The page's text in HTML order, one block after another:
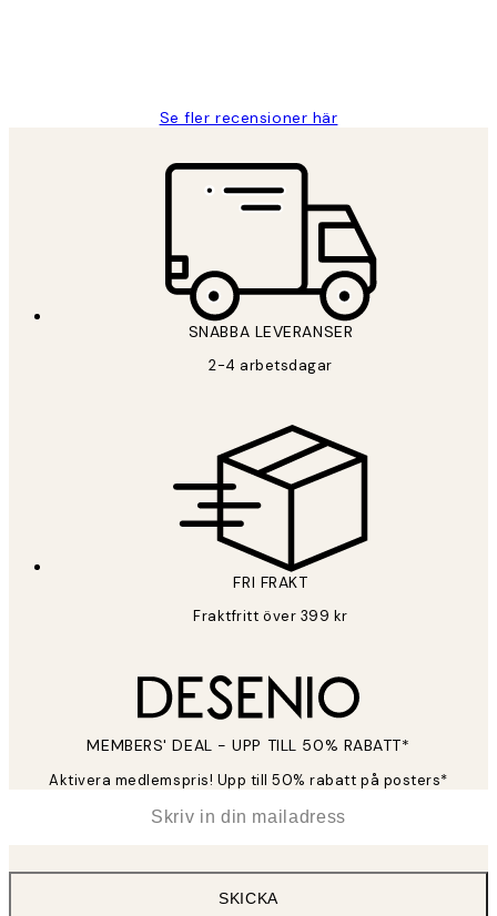
Se fler recensioner här
SNABBA LEVERANSER
2-4 arbetsdagar
FRI FRAKT
Fraktfritt över 399 kr
MEMBERS' DEAL - UPP TILL 50% RABATT*
Aktivera medlemspris! Upp till 50% rabatt på posters*
SKICKA